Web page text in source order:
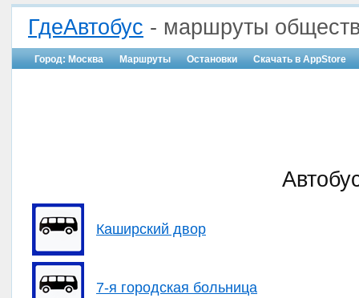
ГдеАвтобус - маршруты
Город: Москва Маршруты Остановки Скачать в AppStore
Каширский двор
7-я городская больница